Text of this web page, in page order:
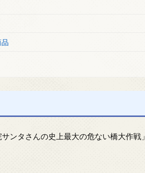
ンタさんの史上最大の危ない橋大作戦」